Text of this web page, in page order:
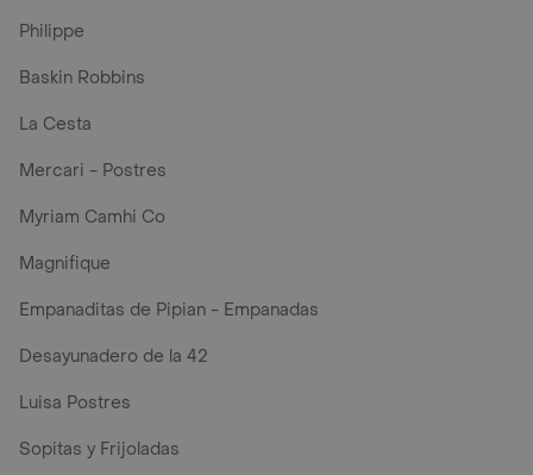
Philippe
Baskin Robbins
La Cesta
Mercari - Postres
Myriam Camhi Co
Magnifique
Empanaditas de Pipian - Empanadas
Desayunadero de la 42
Luisa Postres
Sopitas y Frijoladas